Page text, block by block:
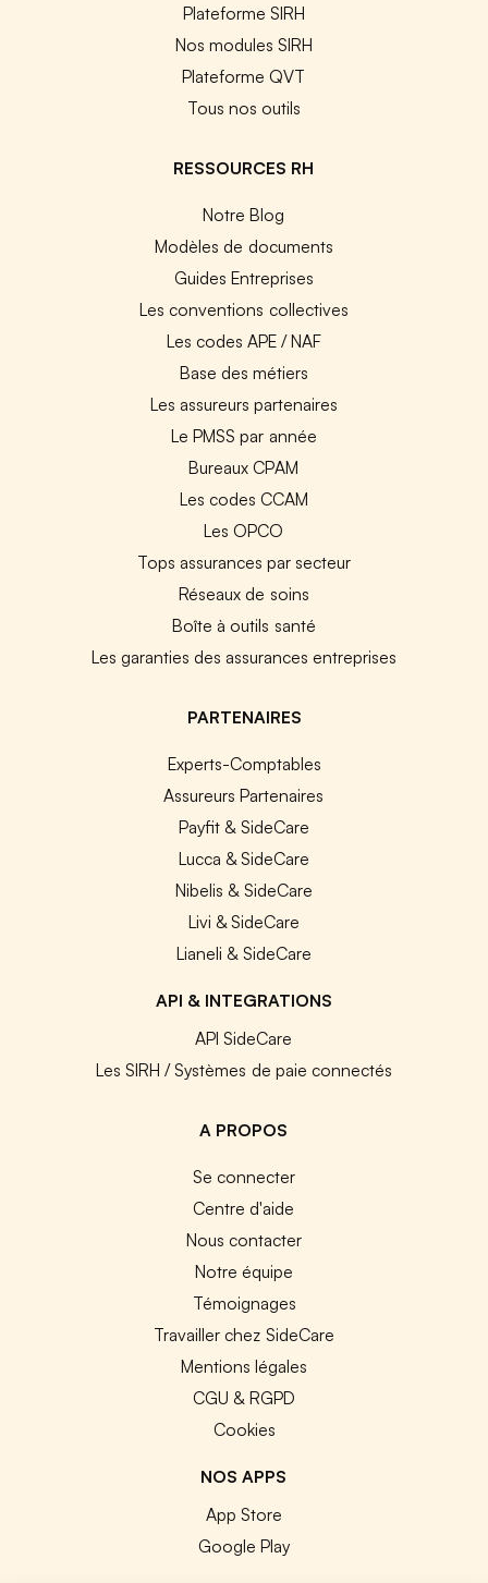
Plateforme SIRH
Nos modules SIRH
Plateforme QVT
Tous nos outils
RESSOURCES RH
Notre Blog
Modèles de documents
Guides Entreprises
Les conventions collectives
Les codes APE / NAF
Base des métiers
Les assureurs partenaires
Le PMSS par année
Bureaux CPAM
Les codes CCAM
Les OPCO
Tops assurances par secteur
Réseaux de soins
Boîte à outils santé
Les garanties des assurances entreprises
PARTENAIRES
Experts-Comptables
Assureurs Partenaires
Payfit & SideCare
Lucca & SideCare
Nibelis & SideCare
Livi & SideCare
Lianeli & SideCare
API & INTEGRATIONS
API SideCare
Les SIRH / Systèmes de paie connectés
A PROPOS
Se connecter
Centre d'aide
Nous contacter
Notre équipe
Témoignages
Travailler chez SideCare
Mentions légales
CGU & RGPD
Cookies
NOS APPS
App Store
Google Play